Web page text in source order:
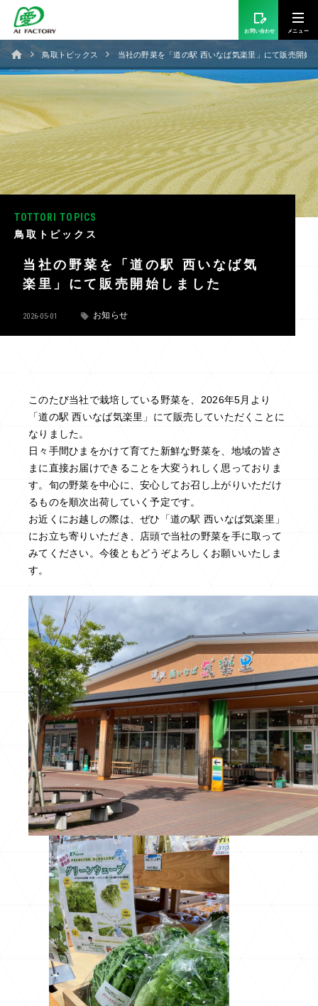
お問い合わせ
鳥取トピックス 当社の野菜を「道の駅 西いなば気楽里」にて販売開始
TOTTORI TOPICS
鳥取トピックス
当社の野菜を「道の駅 西いなば気
楽里」にて販売開始しました
2026-05-01 お知らせ
このたび当社で栽培している野菜を、2026年5月より
「道の駅 西いなば気楽里」にて販売していただくことに
なりました。
日々手間ひまをかけて育てた新鮮な野菜を、地域の皆さ
まに直接お届けできることを大変うれしく思っておりま
す。旬の野菜を中心に、安心してお召し上がりいただけ
るものを順次出荷していく予定です。
お近くにお越しの際は、ぜひ「道の駅 西いなば気楽里」
にお立ち寄りいただき、店頭で当社の野菜を手に取って
みてください。今後ともどうぞよろしくお願いいたしま
す。